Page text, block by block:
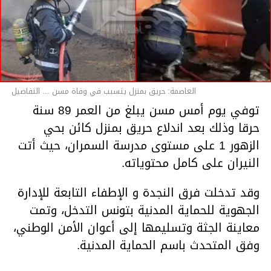
العاصمة: حريق بمنزل يتسبب في وفاة مسن ... التفاصيل
توفي يوم أمس مسن يبلغ من العمر 89 سنة
حرقا وذلك بعد اندلاع حريق بمنزل كائن بحي
الزهور 1 على مستوى مدرسة السمران، حيث أتت
النيران على كامل محتوياته.
وقد تدخلت فرق النجدة و الإطفاء التابعة للإدارة
الجهوية للحماية المدنية بتونس التدخل، وتمت
معاينة الجثة وتسليمها إلى أعوان الأمن الوطني،
وفق المتحدث باسم الحماية المدنية.